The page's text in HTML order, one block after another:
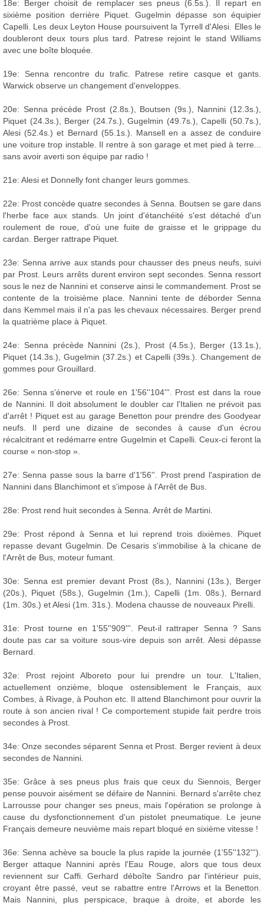
18e: Berger choisit de remplacer ses pneus (6.5s.). Il repart en
sixième position derrière Piquet. Gugelmin dépasse son équipier
Capelli. Les deux Leyton House poursuivent la Tyrrell d'Alesi. Elles le
doubleront deux tours plus tard. Patrese rejoint le stand Williams
avec une boîte bloquée.
19e: Senna rencontre du trafic. Patrese retire casque et gants.
Warwick observe un changement d'enveloppes.
20e: Senna précède Prost (2.8s.), Boutsen (9s.), Nannini (12.3s.),
Piquet (24.3s.), Berger (24.7s.), Gugelmin (49.7s.), Capelli (50.7s.),
Alesi (52.4s.) et Bernard (55.1s.). Mansell en a assez de conduire
une voiture trop instable. Il rentre à son garage et met pied à terre...
sans avoir averti son équipe par radio !
21e: Alesi et Donnelly font changer leurs gommes.
22e: Prost concède quatre secondes à Senna. Boutsen se gare dans
l'herbe face aux stands. Un joint d'étanchéité s'est détaché d'un
roulement de roue, d'où une fuite de graisse et le grippage du
cardan. Berger rattrape Piquet.
23e: Senna arrive aux stands pour chausser des pneus neufs, suivi
par Prost. Leurs arrêts durent environ sept secondes. Senna ressort
sous le nez de Nannini et conserve ainsi le commandement. Prost se
contente de la troisième place. Nannini tente de déborder Senna
dans Kemmel mais il n'a pas les chevaux nécessaires. Berger prend
la quatrième place à Piquet.
24e: Senna précède Nannini (2s.), Prost (4.5s.), Berger (13.1s.),
Piquet (14.3s.), Gugelmin (37.2s.) et Capelli (39s.). Changement de
gommes pour Grouillard.
26e: Senna s'énerve et roule en 1'56''104'''. Prost est dans la roue
de Nannini. Il doit absolument le doubler car l'Italien ne prévoit pas
d'arrêt ! Piquet est au garage Benetton pour prendre des Goodyear
neufs. Il perd une dizaine de secondes à cause d'un écrou
récalcitrant et redémarre entre Gugelmin et Capelli. Ceux-ci feront la
course « non-stop ».
27e: Senna passe sous la barre d'1'56''. Prost prend l'aspiration de
Nannini dans Blanchimont et s'impose à l'Arrêt de Bus.
28e: Prost rend huit secondes à Senna. Arrêt de Martini.
29e: Prost répond à Senna et lui reprend trois dixièmes. Piquet
repasse devant Gugelmin. De Cesaris s'immobilise à la chicane de
l'Arrêt de Bus, moteur fumant.
30e: Senna est premier devant Prost (8s.), Nannini (13s.), Berger
(20s.), Piquet (58s.), Gugelmin (1m.), Capelli (1m. 08s.), Bernard
(1m. 30s.) et Alesi (1m. 31s.). Modena chausse de nouveaux Pirelli.
31e: Prost tourne en 1'55''909'''. Peut-il rattraper Senna ? Sans
doute pas car sa voiture sous-vire depuis son arrêt. Alesi dépasse
Bernard.
32e: Prost rejoint Alboreto pour lui prendre un tour. L'Italien,
actuellement onzième, bloque ostensiblement le Français, aux
Combes, à Rivage, à Pouhon etc. Il attend Blanchimont pour ouvrir la
route à son ancien rival ! Ce comportement stupide fait perdre trois
secondes à Prost.
34e: Onze secondes séparent Senna et Prost. Berger revient à deux
secondes de Nannini.
35e: Grâce à ses pneus plus frais que ceux du Siennois, Berger
pense pouvoir aisément se défaire de Nannini. Bernard s'arrête chez
Larrousse pour changer ses pneus, mais l'opération se prolonge à
cause du dysfonctionnement d'un pistolet pneumatique. Le jeune
Français demeure neuvième mais repart bloqué en sixième vitesse !
36e: Senna achève sa boucle la plus rapide la journée (1'55''132''').
Berger attaque Nannini après l'Eau Rouge, alors que tous deux
reviennent sur Caffi. Gerhard déboîte Sandro par l'intérieur puis,
croyant être passé, veut se rabattre entre l'Arrows et la Benetton.
Mais Nannini, plus perspicace, braque à droite, et aborde les